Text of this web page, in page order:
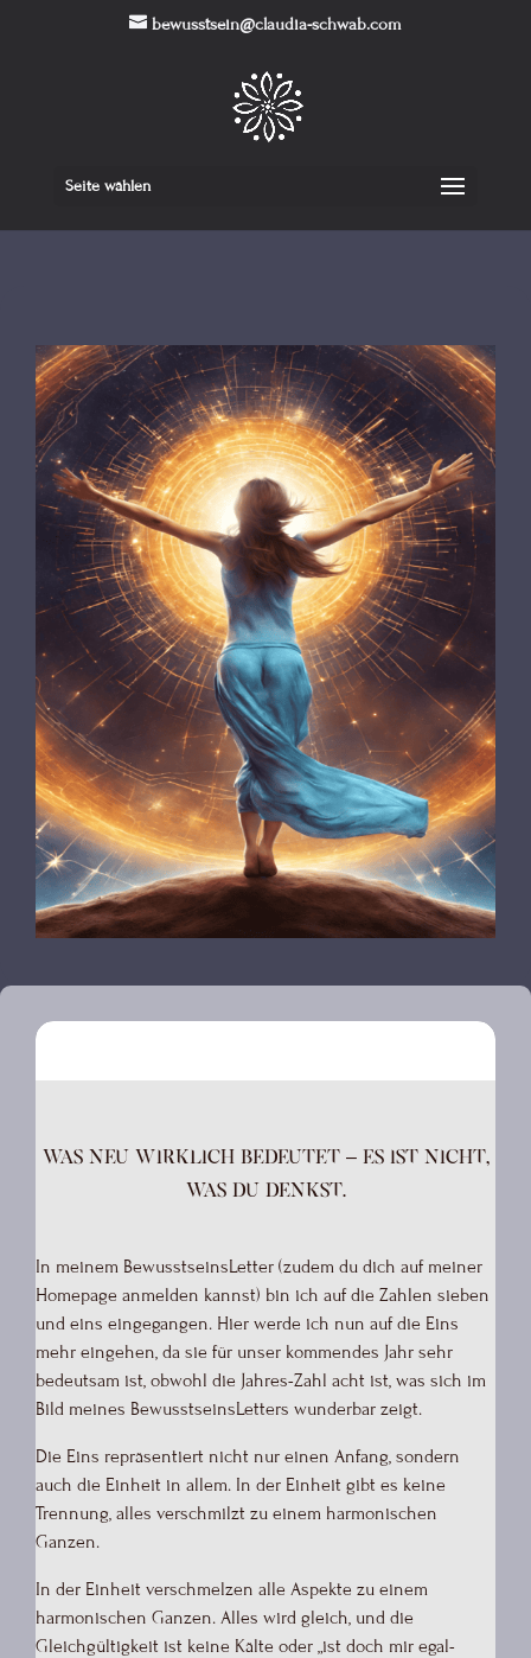
bewusstsein@claudia-schwab.com
Seite wählen
Was neu wirklich bedeutet – es ist nicht,
was du denkst.
In meinem BewusstseinsLetter (zudem du dich auf meiner
Homepage anmelden kannst) bin ich auf die Zahlen sieben
und eins eingegangen. Hier werde ich nun auf die Eins
mehr eingehen, da sie für unser kommendes Jahr sehr
bedeutsam ist, obwohl die Jahres-Zahl acht ist, was sich im
Bild meines BewusstseinsLetters wunderbar zeigt.
Die Eins repräsentiert nicht nur einen Anfang, sondern
auch die Einheit in allem. In der Einheit gibt es keine
Trennung, alles verschmilzt zu einem harmonischen
Ganzen.
In der Einheit verschmelzen alle Aspekte zu einem
harmonischen Ganzen. Alles wird gleich, und die
Gleichgültigkeit ist keine Kälte oder „ist doch mir egal-